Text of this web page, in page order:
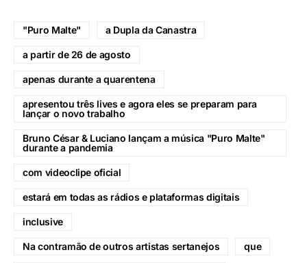
"Puro Malte" a Dupla da Canastra
a partir de 26 de agosto
apenas durante a quarentena
apresentou três lives e agora eles se preparam para
lançar o novo trabalho
Bruno César & Luciano lançam a música "Puro Malte"
durante a pandemia
com videoclipe oficial
estará em todas as rádios e plataformas digitais
inclusive
Na contramão de outros artistas sertanejos que